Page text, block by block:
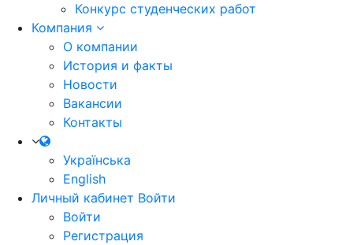
Конкурс студенческих работ
Компания
О компании
История и факты
Новости
Вакансии
Контакты
Українська
English
Личный кабинет Войти
Войти
Регистрация